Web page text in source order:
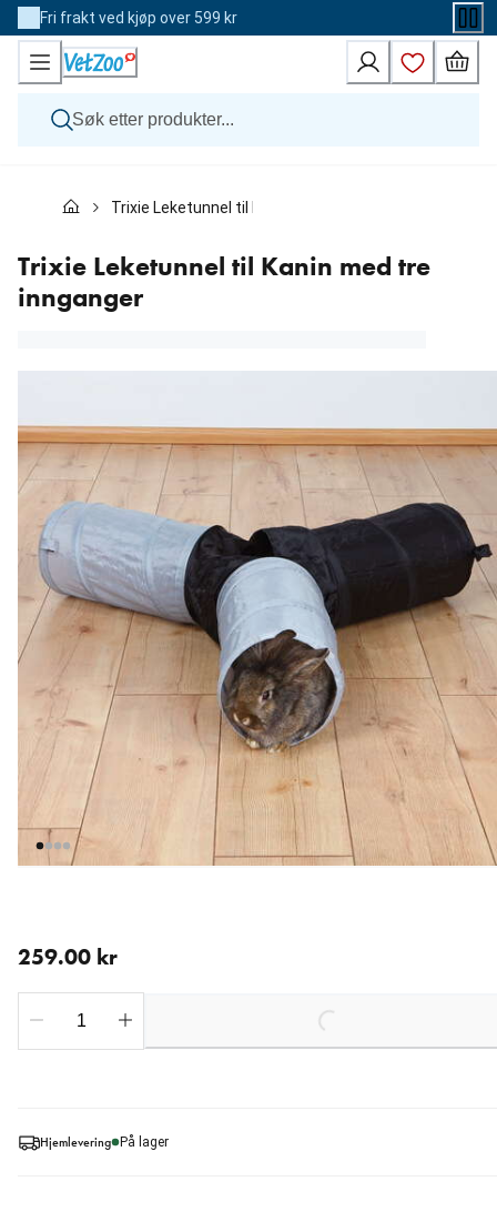
Skip
to
Content
Fri frakt ved kjøp over 599 kr
Katt
Andre dyr
Merker
Nyheter
Trixie Leketunnel til Kanin med tre innganger
Trixie Leketunnel til Kanin med tre
innganger
Hjemlevering På lager
259.00 kr
Loading...